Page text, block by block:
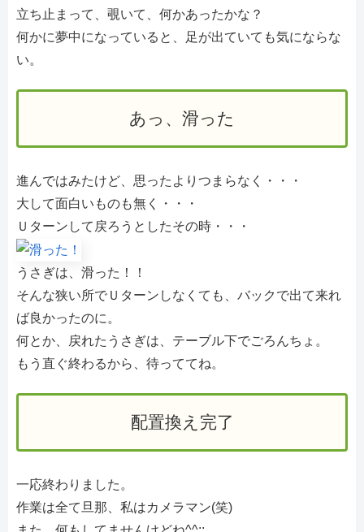
立ち止まって、覗いて、何かあったかな？
何かに夢中になっていると、足が出ていても気にならな
い。
あっ、滑った
進んではみたけど、思ったよりつまらなく・・・
大して面白いものも無く・・・
Ｕターンして戻ろうとしたその時・・・
うさぎは、滑った！！
そんな狭い所でＵターンしなくても、バックで出て来れ
ば良かったのに。
何とか、戻れたうさぎは、テーブル下でごろんちょ。
もう直ぐ終わるから、待っててね。
配置換え完了
一応終わりました。
作業は全て旦那、私はカメラマン(笑)